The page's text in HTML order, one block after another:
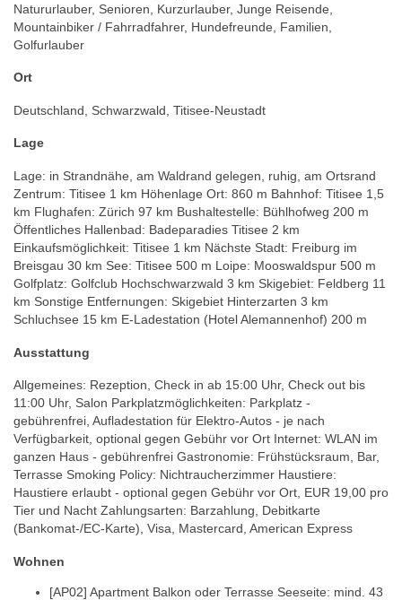
Natururlauber, Senioren, Kurzurlauber, Junge Reisende,
Mountainbiker / Fahrradfahrer, Hundefreunde, Familien,
Golfurlauber
Ort
Deutschland, Schwarzwald, Titisee-Neustadt
Lage
Lage: in Strandnähe, am Waldrand gelegen, ruhig, am Ortsrand
Zentrum: Titisee 1 km Höhenlage Ort: 860 m Bahnhof: Titisee 1,5
km Flughafen: Zürich 97 km Bushaltestelle: Bühlhofweg 200 m
Öffentliches Hallenbad: Badeparadies Titisee 2 km
Einkaufsmöglichkeit: Titisee 1 km Nächste Stadt: Freiburg im
Breisgau 30 km See: Titisee 500 m Loipe: Mooswaldspur 500 m
Golfplatz: Golfclub Hochschwarzwald 3 km Skigebiet: Feldberg 11
km Sonstige Entfernungen: Skigebiet Hinterzarten 3 km
Schluchsee 15 km E-Ladestation (Hotel Alemannenhof) 200 m
Ausstattung
Allgemeines: Rezeption, Check in ab 15:00 Uhr, Check out bis
11:00 Uhr, Salon Parkplatzmöglichkeiten: Parkplatz -
gebührenfrei, Aufladestation für Elektro-Autos - je nach
Verfügbarkeit, optional gegen Gebühr vor Ort Internet: WLAN im
ganzen Haus - gebührenfrei Gastronomie: Frühstücksraum, Bar,
Terrasse Smoking Policy: Nichtraucherzimmer Haustiere:
Haustiere erlaubt - optional gegen Gebühr vor Ort, EUR 19,00 pro
Tier und Nacht Zahlungsarten: Barzahlung, Debitkarte
(Bankomat-/EC-Karte), Visa, Mastercard, American Express
Wohnen
[AP02] Apartment Balkon oder Terrasse Seeseite: mind. 43